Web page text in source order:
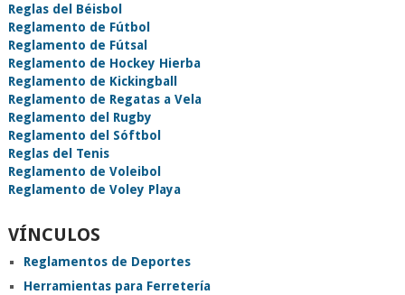
Reglas del Béisbol
Reglamento de Fútbol
Reglamento de Fútsal
Reglamento de Hockey Hierba
Reglamento de Kickingball
Reglamento de Regatas a Vela
Reglamento del Rugby
Reglamento del Sóftbol
Reglas del Tenis
Reglamento de Voleibol
Reglamento de Voley Playa
VÍNCULOS
Reglamentos de Deportes
Herramientas para Ferretería